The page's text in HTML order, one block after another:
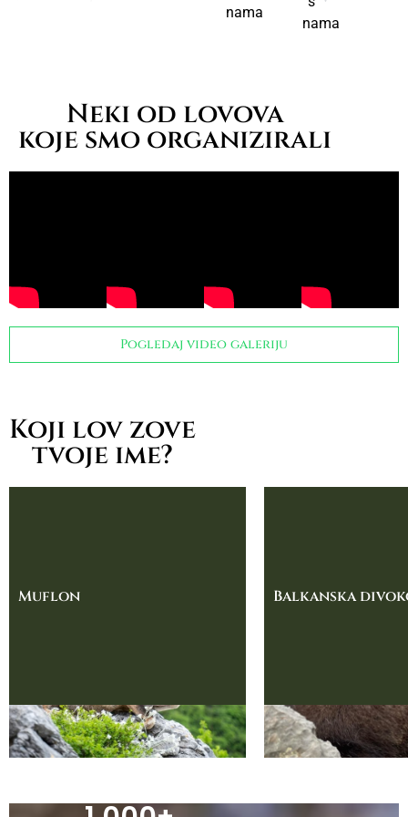
nama
nama
Neki od lovova
koje smo organizirali
Pogledaj video galeriju
Koji lov zove
tvoje ime?
Muflon Balkanska